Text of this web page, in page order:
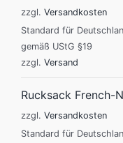
zzgl. Versandkosten
Standard für
gemäß UStG §19
zzgl. Versand
Rucksack French-
zzgl. Versandkosten
Standard für